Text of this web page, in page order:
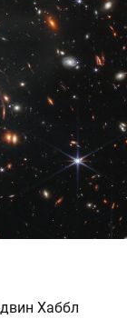
Хаббл